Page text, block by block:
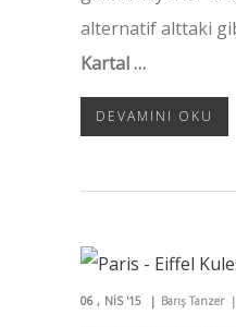
alternatif alttaki
Kartal …
DEVAMINI OKU
06 NIS '15 Barış Tanzer